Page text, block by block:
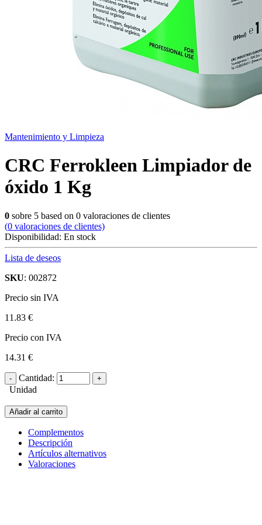
Mantenimiento y Limpieza
CRC Ferrokleen Limpiador de
óxido 1 Kg
0 sobre 5 based on 0 valoraciones de clientes
(0 valoraciones de clientes)
Disponibilidad: En stock
Lista de deseos
SKU: 002872
Precio sin IVA
11.83 €
Precio con IVA
14.31 €
Cantidad:
Unidad
Añadir al carrito
Complementos
Descripción
Artículos alternativos
Valoraciones